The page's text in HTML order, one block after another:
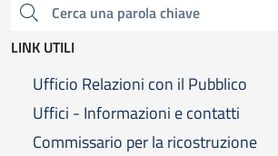
Cerca una parola chiave
LINK UTILI
Ufficio Relazioni con il Pubblico
Uffici - Informazioni e contatti
Commissario per la ricostruzione